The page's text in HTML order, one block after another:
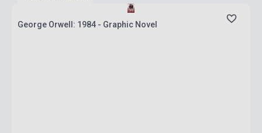
George Orwell: 1984 - Graphic Novel